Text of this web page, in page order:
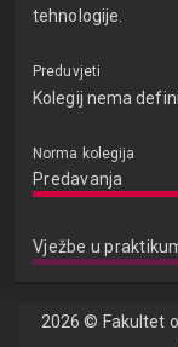
tehnologije.
Preduvjeti
Kolegij nema
Norma kolegija
Predavanja
Vježbe u
2026 © Fakultet